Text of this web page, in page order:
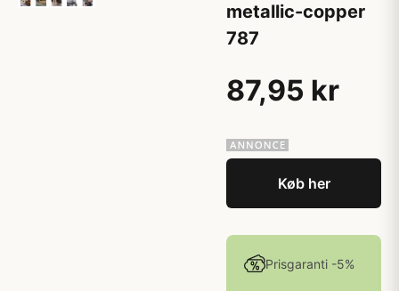
metallic-copper
787
87,95 kr
Køb her
Prisgaranti -5%